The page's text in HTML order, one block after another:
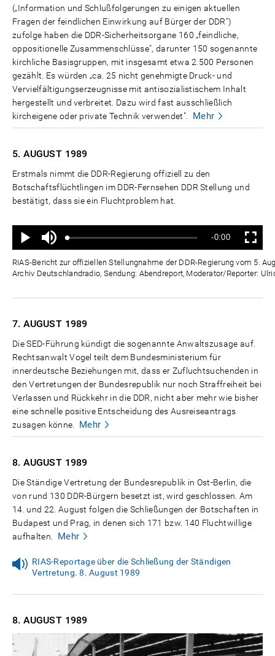
(„Information und Schlußfolgerungen zu einigen aktuellen
Fragen der feindlichen Einwirkung auf Bürger der DDR")
zufolge haben die DDR-Sicherheitsorgane 160 „feindliche,
oppositionelle Zusammenschlüsse", darunter 150 sogenannte
kirchliche Basisgruppen, mit insgesamt etwa 2.500 Personen
gezählt. Es würden „ca. 25 nicht genehmigte Druck- und
Vervielfältigungserzeugnisse mit antisozialistischem Inhalt
hergestellt und verbreitet. Dazu wird fast ausschließlich
kircheigene oder private Technik verwendet".
Mehr
5. AUGUST 1989
Erstmals nimmt die DDR-Regierung offiziell zu den
Botschaftsflüchtlingen im DDR-Fernsehen DDR Stellung und
bestätigt, dass sie ein Fluchtproblem hat.
Wiedergabe
Ton
aus
Geladen:
Status:
Verbleibende
Zeit
-0:00 Vollbild
RIAS-Bericht zur offiziellen Stellungnahme der DDR-Regierung vom 5.
Archiv Deutschlandradio, Sendung: Abendreport, Moderator/Reporter:
7. AUGUST 1989
Die SED-Führung kündigt die sogenannte Anwaltszusage auf.
Rechtsanwalt Vogel teilt dem Bundesministerium für
innerdeutsche Beziehungen mit, dass er Zufluchtsuchenden in
den Vertretungen der Bundesrepublik nur noch Straffreiheit bei
Verlassen und Rückkehr in die DDR, nicht aber mehr wie bisher
eine schnelle positive Entscheidung des Ausreiseantrags
zusagen könne.
Mehr
8. AUGUST 1989
Die Ständige Vertretung der Bundesrepublik in Ost-Berlin, die
von rund 130 DDR-Bürgern besetzt ist, wird geschlossen. Am
14. und 22. August folgen die Schließungen der Botschaften in
Budapest und Prag, in denen sich 171 bzw. 140 Fluchtwillige
aufhalten.
Mehr
RIAS-Reportage über die Schließung der Ständigen
Vertretung. 8. August 1989
8. AUGUST 1989